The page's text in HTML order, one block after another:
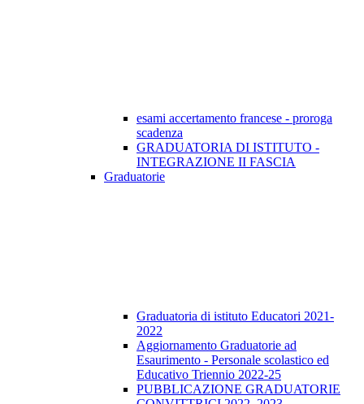
esami accertamento francese - proroga
scadenza
GRADUATORIA DI ISTITUTO -
INTEGRAZIONE II FASCIA
Graduatorie
Graduatoria di istituto Educatori 2021-
2022
Aggiornamento Graduatorie ad
Esaurimento - Personale scolastico ed
Educativo Triennio 2022-25
PUBBLICAZIONE GRADUATORIE